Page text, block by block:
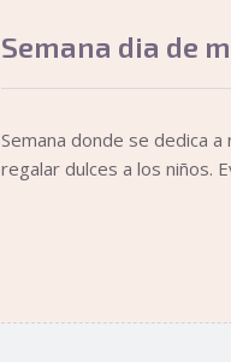
Semana dia de
Semana donde se dedica
regalar dulces a los niños.